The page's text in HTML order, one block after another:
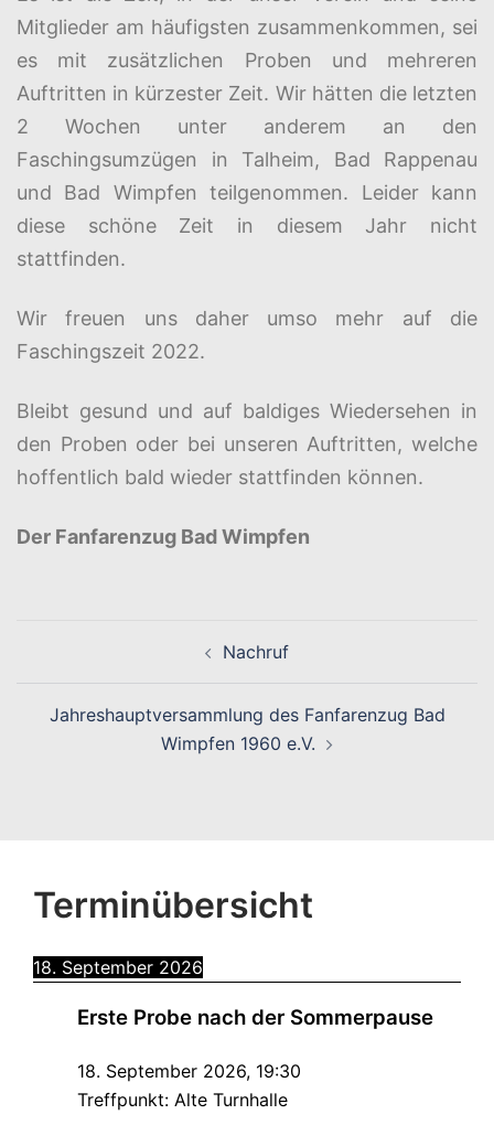
Mitglieder am häufigsten zusammenkommen, sei
es mit zusätzlichen Proben und mehreren
Auftritten in kürzester Zeit. Wir hätten die letzten
2 Wochen unter anderem an den
Faschingsumzügen in Talheim, Bad Rappenau
und Bad Wimpfen teilgenommen. Leider kann
diese schöne Zeit in diesem Jahr nicht
stattfinden.
Wir freuen uns daher umso mehr auf die
Faschingszeit 2022.
Bleibt gesund und auf baldiges Wiedersehen in
den Proben oder bei unseren Auftritten, welche
hoffentlich bald wieder stattfinden können.
Der Fanfarenzug Bad Wimpfen
Nachruf
Jahreshauptversammlung des Fanfarenzug Bad
Wimpfen 1960 e.V.
Terminübersicht
18. September 2026
Erste Probe nach der Sommerpause
18. September 2026, 19:30
Treffpunkt: Alte Turnhalle